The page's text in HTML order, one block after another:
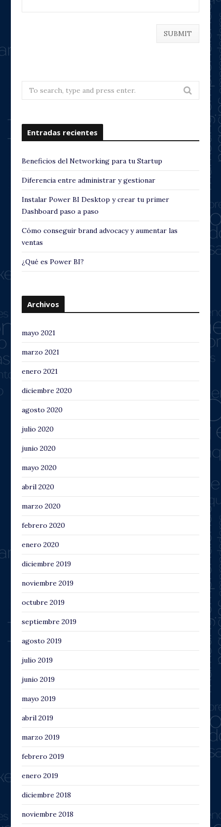
Search
for:
Entradas recientes
Beneficios del Networking para tu Startup
Diferencia entre administrar y gestionar
Instalar Power BI Desktop y crear tu primer
Dashboard paso a paso
Cómo conseguir brand advocacy y aumentar las
ventas
¿Qué es Power BI?
Archivos
mayo 2021
marzo 2021
enero 2021
diciembre 2020
agosto 2020
julio 2020
junio 2020
mayo 2020
abril 2020
marzo 2020
febrero 2020
enero 2020
diciembre 2019
noviembre 2019
octubre 2019
septiembre 2019
agosto 2019
julio 2019
junio 2019
mayo 2019
abril 2019
marzo 2019
febrero 2019
enero 2019
diciembre 2018
noviembre 2018